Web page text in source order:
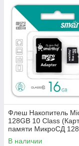
Флеш Накопитель
128GB 10 Class
памяти МикроСД
Класс)
В наличии